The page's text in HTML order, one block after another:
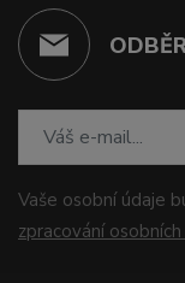
Vaše osobní údaje
zpracování osobních